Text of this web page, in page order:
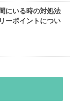
にいる時の対処法
ーポイントについ